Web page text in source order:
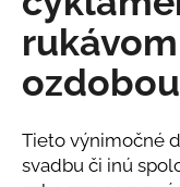
z
hviezdičiek.
ozdobou
Tieto výnimočné
svadbu či inú
m
e
BÉŽOVÝ
KOMPLET
S